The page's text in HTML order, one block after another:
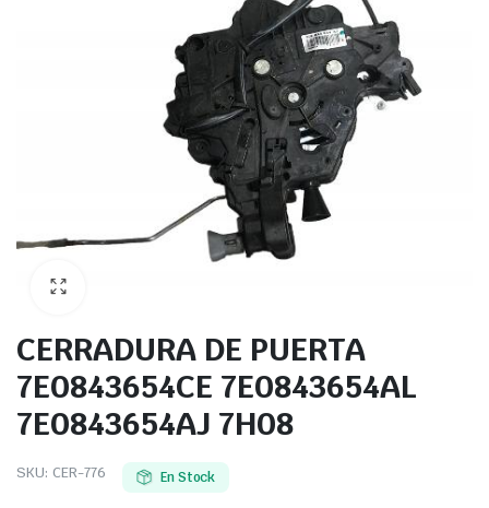
CERRADURA DE PUERTA
7E0843654CE 7E0843654AL
7E0843654AJ 7H08
SKU: CER-776 En Stock